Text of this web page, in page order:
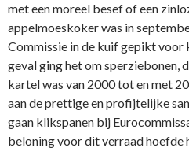
met een moreel besef of een
appelmoeskoker was in
Commissie in de kuif gepikt
geval ging het om sperziebonen,
kartel was van 2000 tot en met
aan de prettige en profijtelijke
gaan klikspanen bij
beloning voor dit verraad